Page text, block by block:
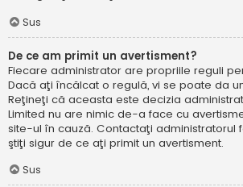
Sus
De ce am primit un avertisment?
Fiecare administrator are propriile reguli
Dacă aţi încălcat o regulă, vi se poate da
Reţineţi că aceasta este decizia
Limited nu are nimic de-a face cu
site-ul în cauză. Contactaţi administratorul
ştiţi sigur de ce aţi primit un avertisment.
Sus